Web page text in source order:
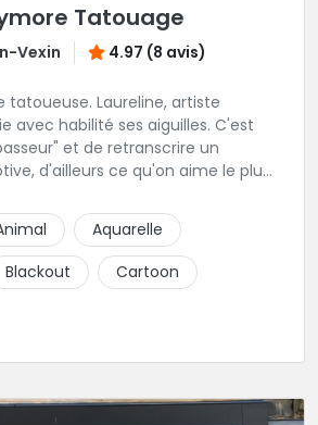
Tatouage
Vexin 4.97 (8 avis)
tatoueuse. Laureline, artiste
avec habilité ses aiguilles. C'est
et de retranscrire un
d'ailleurs ce qu'on aime le plus
recommandée et à
Aquarelle
Blackout
Cartoon